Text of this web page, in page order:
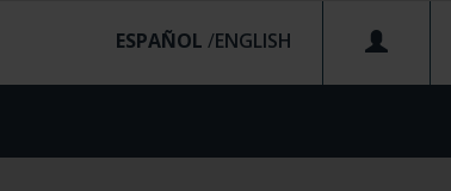
ESPAÑOL /